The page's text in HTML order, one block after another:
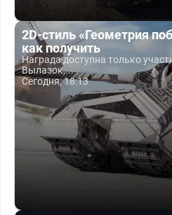
2D-стиль «Геометрия
как получить
Награда доступна только
Вылазок,...
Сегодня, 18:13